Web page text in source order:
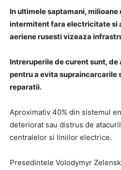
In ultimele saptamani, milioane
intermitent fara electricitate si
aeriene rusesti vizeaza
Intreruperile de curent sunt, de
pentru a evita supraincarcarile
reparatii.
Aproximativ 40% din sistemul
deteriorat sau distrus de
centralelor si liniilor electrice.
Presedintele Volodymyr